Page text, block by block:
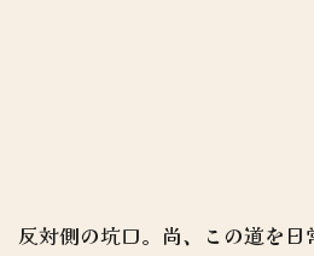
反対側の坑口。尚、この道を